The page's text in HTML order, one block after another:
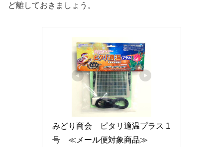
ど離しておきましょう。
みどり商会　ピタリ適温プラス 1
号　≪メール便対象商品≫